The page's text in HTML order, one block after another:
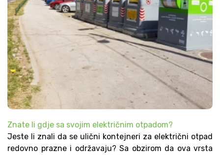
Znate li gdje sa svojim električnim otpadom?
Jeste li znali da se ulični kontejneri za električni otpad
redovno prazne i održavaju? Sa obzirom da ova vrsta